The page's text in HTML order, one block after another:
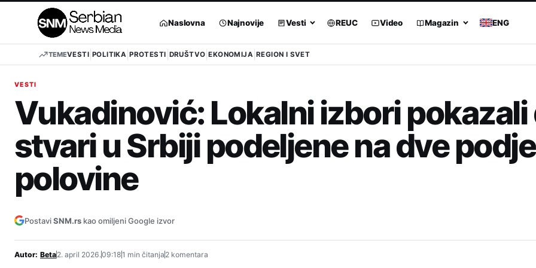
Naslovna Najnovije Vesti REUC Video Magazin ENG
TEMEVESTI POLITIKA PROTESTI DRUŠTVO EKONOMIJA REGION I SVET
VESTI
Vukadinović: Lokalni izbori pokazali
stvari u Srbiji podeljene na dve
polovine
PostaviSNM.rs kao omiljeni Google izvor
Autor: Beta2. april 2026.09:181 min čitanja 2 komentara